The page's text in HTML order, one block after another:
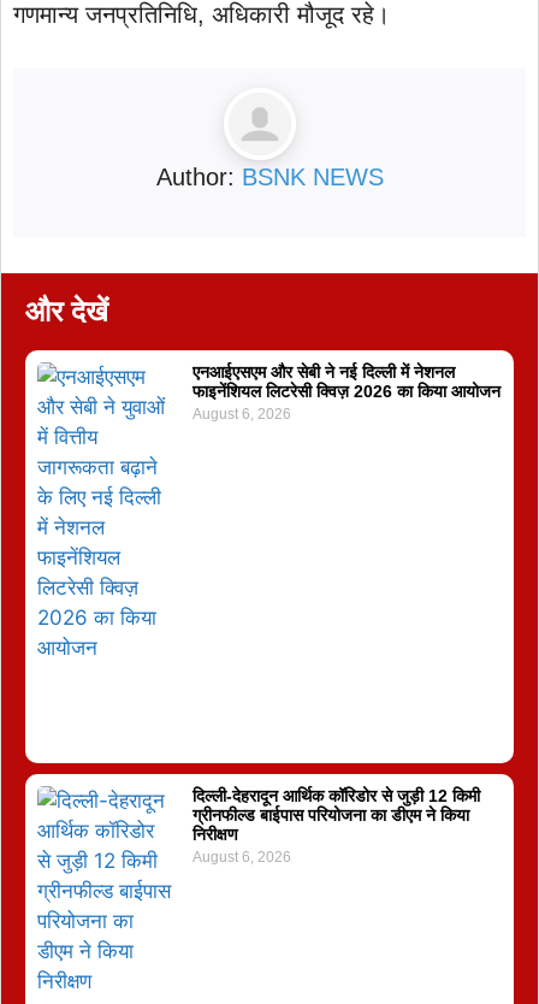
गणमान्य जनप्रतिनिधि, अधिकारी मौजूद रहे।
Author: BSNK NEWS
और देखें
एनआईएसएम और सेबी ने नई दिल्ली में नेशनल
फाइनेंशियल लिटरेसी क्विज़ 2026 का किया आयोजन
August 6, 2026
दिल्ली-देहरादून आर्थिक कॉरिडोर से जुड़ी 12 किमी
ग्रीनफील्ड बाईपास परियोजना का डीएम ने किया
निरीक्षण
August 6, 2026